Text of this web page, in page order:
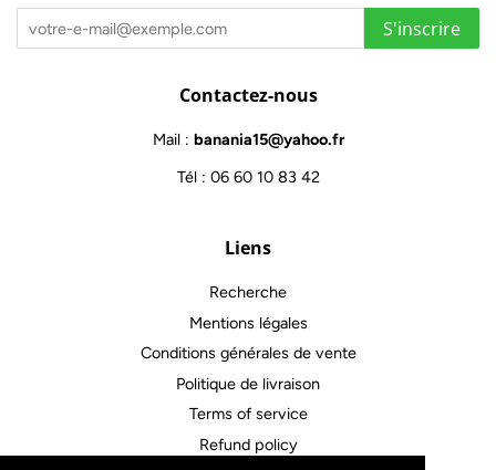
S'inscrire
Contactez-nous
Mail : banania15@yahoo.fr
Tél : 06 60 10 83 42
Liens
Recherche
Mentions légales
Conditions générales de vente
Politique de livraison
Terms of service
Refund policy